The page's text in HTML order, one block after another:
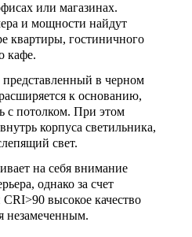
или магазинах.
и мощности найдут
квартиры, гостиничного
кафе.
в черном
к основанию,
с потолком. При этом
корпуса светильника,
свет.
на себя внимание
однако за счет
высокое качество
незамеченным.